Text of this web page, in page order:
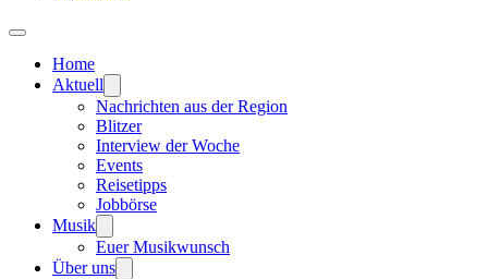
Home
Aktuell
Nachrichten aus der Region
Blitzer
Interview der Woche
Events
Reisetipps
Jobbörse
Musik
Euer Musikwunsch
Über uns